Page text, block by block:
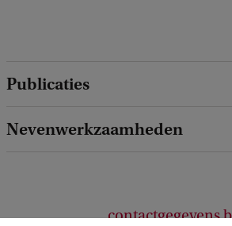
Publicaties
Nevenwerkzaamheden
contactgegevens